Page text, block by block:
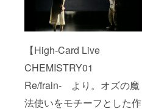
【High-Card Live
CHEMISTRY01
Re/frain- より。オズの魔
法使いをモチーフとした作